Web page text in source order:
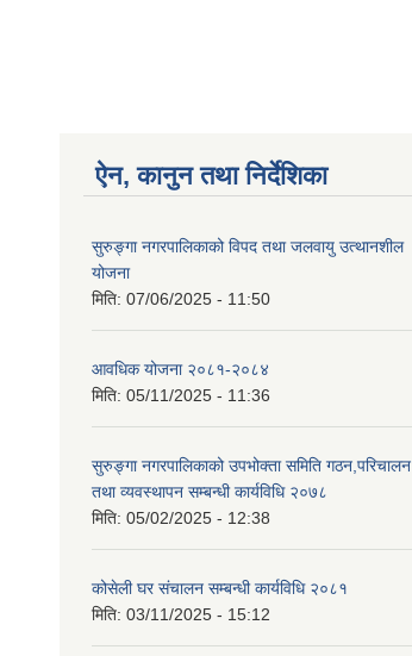
ऐन, कानुन तथा निर्देशिका
सुरुङ्गा नगरपालिकाको विपद तथा जलवायु उत्थानशील
योजना
मिति: 07/06/2025 - 11:50
आवधिक योजना २०८१-२०८४
मिति: 05/11/2025 - 11:36
सुरुङ्गा नगरपालिकाको उपभोक्ता समिति गठन,परिचालन
तथा व्यवस्थापन सम्बन्धी कार्यविधि २०७८
मिति: 05/02/2025 - 12:38
कोसेली घर संचालन सम्बन्धी कार्यविधि २०८१
मिति: 03/11/2025 - 15:12